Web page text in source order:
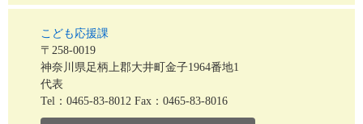
こども応援課
〒258-0019
神奈川県足柄上郡大井町金子1964番地1
代表
Tel：0465-83-8012 Fax：0465-83-8016